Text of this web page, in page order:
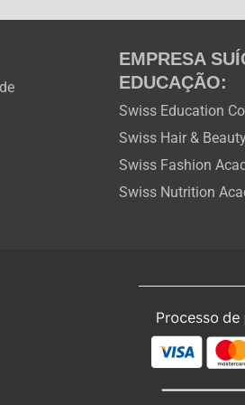
k
a
e
EMPRESA
EDUCAÇÃO:
Swiss Education
Swiss Hair &
Swiss Fashion
Swiss Nutrition